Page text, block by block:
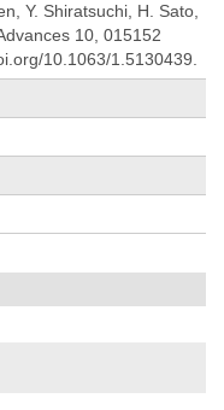
Y. Shiratsuchi, H. Sato,
10, 015152
10.1063/1.5130439.